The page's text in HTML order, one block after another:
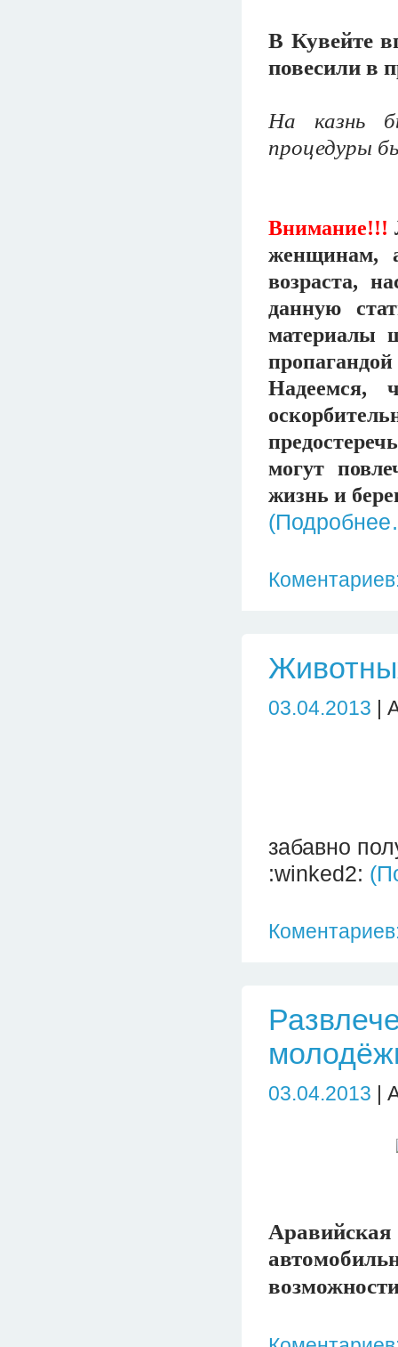
В Кувейте
повесили в
На казнь
процедуры
Внимание!!!
женщинам,
возраста,
данную
материалы
Надеемся,
могут
жизнь и
03.04.2013 |
забавно
:winked2:
03.04.2013 |